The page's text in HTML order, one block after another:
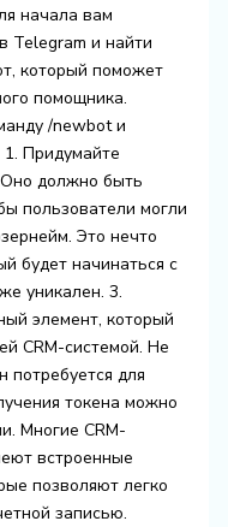
начала вам
Telegram и найти
который поможет
помощника.
/newbot и
1. Придумайте
должно быть
пользователи могли
Это нечто
будет начинаться с
уникален. 3.
элемент, который
CRM-системой. Не
потребуется для
токена можно
Многие CRM-
встроенные
позволяют легко
записью.